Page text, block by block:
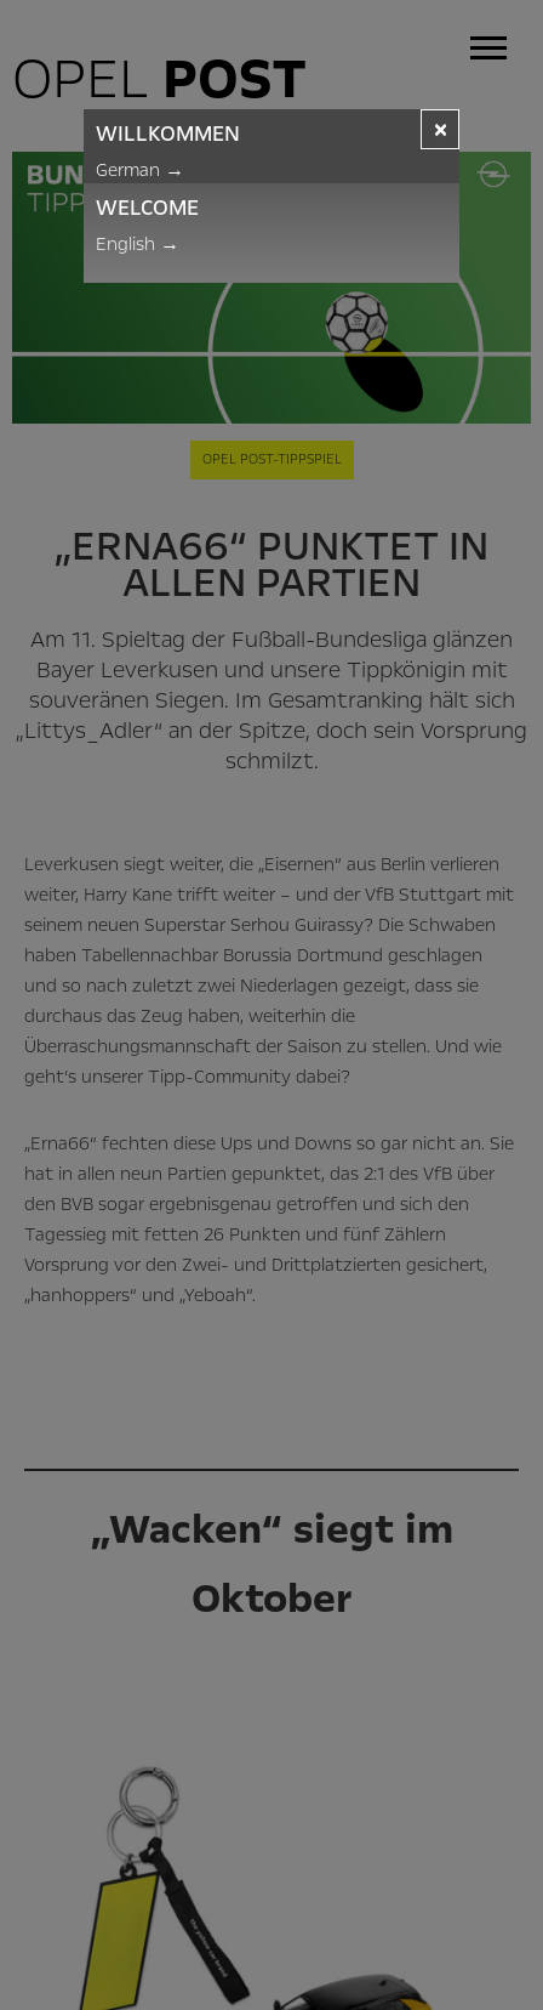
OPEL POST
OPEL POST-TIPPSPIEL
„ERNA66“ PUNKTET IN
ALLEN PARTIEN
Am 11. Spieltag der Fußball-Bundesliga glänzen
Bayer Leverkusen und unsere Tippkönigin mit
souveränen Siegen. Im Gesamtranking hält sich
„Littys_Adler“ an der Spitze, doch sein Vorsprung
schmilzt.
Leverkusen siegt weiter, die „Eisernen“ aus Berlin verlieren
weiter, Harry Kane trifft weiter – und der VfB Stuttgart mit
seinem neuen Superstar Serhou Guirassy? Die Schwaben
haben Tabellennachbar Borussia Dortmund geschlagen
und so nach zuletzt zwei Niederlagen gezeigt, dass sie
durchaus das Zeug haben, weiterhin die
Überraschungsmannschaft der Saison zu stellen. Und wie
geht’s unserer Tipp-Community dabei?
„Erna66“ fechten diese Ups und Downs so gar nicht an. Sie
hat in allen neun Partien gepunktet, das 2:1 des VfB über
den BVB sogar ergebnisgenau getroffen und sich den
Tagessieg mit fetten 26 Punkten und fünf Zählern
Vorsprung vor den Zwei- und Drittplatzierten gesichert,
„hanhoppers“ und „Yeboah“.
„Wacken“ siegt im
Oktober
×
WILLKOMMEN
German →
WELCOME
English →